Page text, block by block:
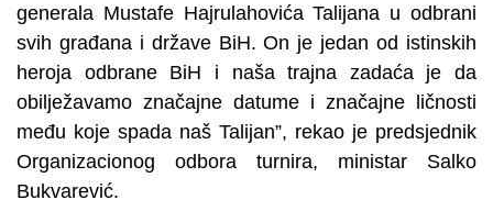
generala Mustafe Hajrulahovića Talijana u odbrani
svih građana i države BiH. On je jedan od istinskih
heroja odbrane BiH i naša trajna zadaća je da
obilježavamo značajne datume i značajne ličnosti
među koje spada naš Talijan”, rekao je predsjednik
Organizacionog odbora turnira, ministar Salko
Bukvarević.